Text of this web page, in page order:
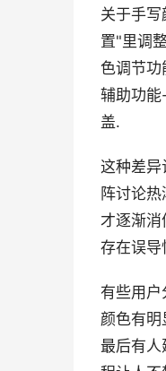
关于手
置"里调
色调节
辅助功能
盖.
这种差异
阵讨论
才逐渐
存在误导
有些用
颜色有
最后有人